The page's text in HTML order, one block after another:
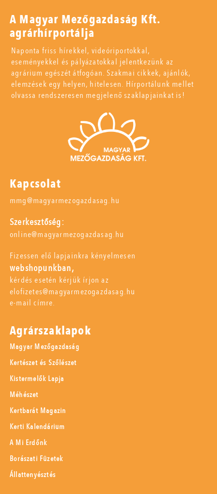
A Magyar Mezőgazdaság Kft.
agrárhírportálja
Naponta friss hírekkel, videóriportokkal,
eseményekkel és pályázatokkal jelentkezünk az
agrárium egészét átfogóan. Szakmai cikkek, ajánlók,
elemzések egy helyen, hitelesen. Hírportálunk mellet
olvassa rendszeresen megjelenő szaklapjainkat is!
Kapcsolat
mmg@magyarmezogazdasag.hu
Szerkesztőség:
online@magyarmezogazdasag.hu
Fizessen elő lapjainkra kényelmesen
webshopunkban,
kérdés esetén kérjük írjon az
elofizetes@magyarmezogazdasag.hu
e-mail címre.
Agrárszaklapok
Magyar Mezőgazdaság
Kertészet és Szőlészet
Kistermelők Lapja
Méhészet
Kertbarát Magazin
Kerti Kalendárium
A Mi Erdőnk
Borászati Füzetek
Állattenyésztés